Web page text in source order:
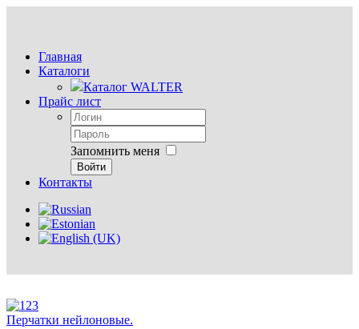
Главная
Каталоги
Каталог WALTER
Прайс лист
Запомнить меня
Войти
Контакты
Перчатки нейлоновые.